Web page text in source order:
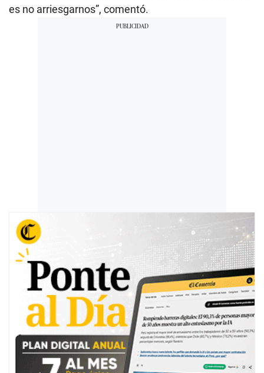
es no arriesgarnos”, comentó.